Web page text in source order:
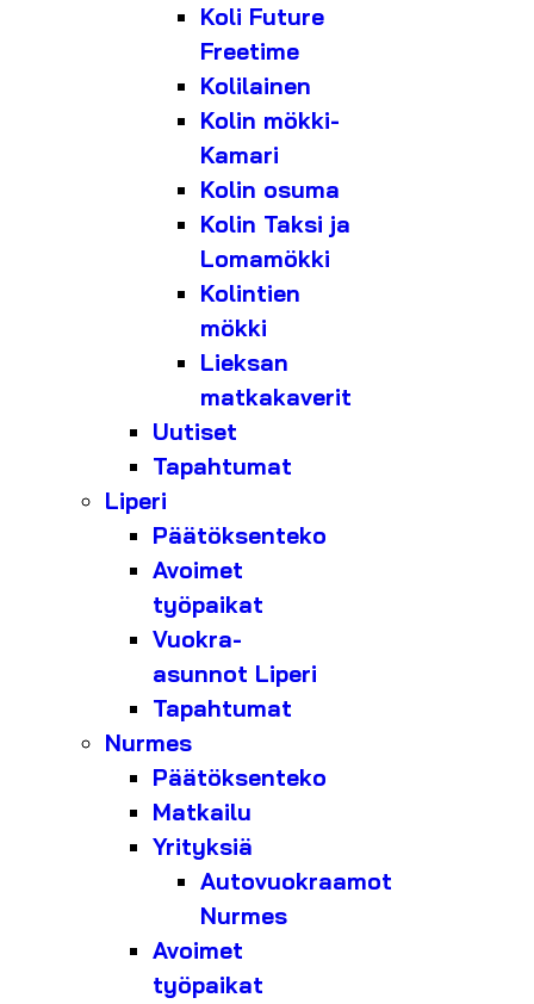
Koli Future
Freetime
Kolilainen
Kolin mökki-
Kamari
Kolin osuma
Kolin Taksi ja
Lomamökki
Kolintien
mökki
Lieksan
matkakaverit
Uutiset
Tapahtumat
Liperi
Päätöksenteko
Avoimet
työpaikat
Vuokra-
asunnot Liperi
Tapahtumat
Nurmes
Päätöksenteko
Matkailu
Yrityksiä
Autovuokraamot
Nurmes
Avoimet
työpaikat